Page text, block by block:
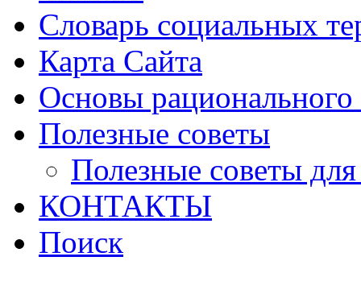
Словарь социальных
Карта Сайта
Основы рационального
Полезные советы
Полезные советы
КОНТАКТЫ
Поиск